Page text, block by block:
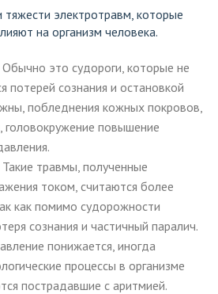
тяжести электротравм, которые
на организм человека.
Обычно это судороги, которые не
потерей сознания и остановкой
побледнения кожных покровов,
головокружение повышение
Такие травмы, полученные
током, считаются более
как помимо судорожности
сознания и частичный паралич.
понижается, иногда
процессы в организме
пострадавшие с аритмией.